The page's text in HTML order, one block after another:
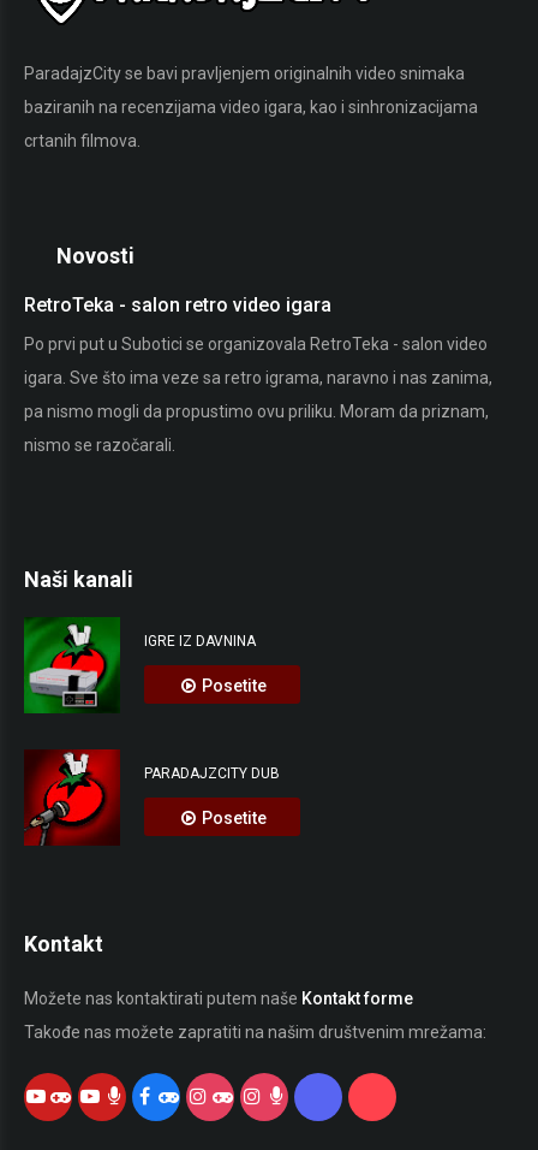
ParadajzCity se bavi pravljenjem originalnih video snimaka
baziranih na recenzijama video igara, kao i sinhronizacijama
crtanih filmova.
Novosti
RetroTeka - salon retro video igara
Po prvi put u Subotici se organizovala RetroTeka - salon video
igara. Sve što ima veze sa retro igrama, naravno i nas zanima,
pa nismo mogli da propustimo ovu priliku. Moram da priznam,
nismo se razočarali.
Naši kanali
IGRE IZ DAVNINA
Posetite
PARADAJZCITY DUB
Posetite
Kontakt
Možete nas kontaktirati putem naše Kontakt forme
Takođe nas možete zapratiti na našim društvenim mrežama: